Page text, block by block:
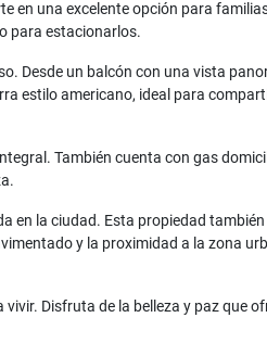
en una excelente opción para
para estacionarlos.
Desde un balcón con una vista
estilo americano, ideal para
También cuenta con gas
en la ciudad. Esta propiedad
y la proximidad a la zona
Disfruta de la belleza y paz que